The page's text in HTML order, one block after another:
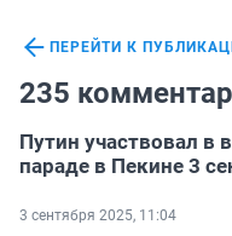
ПЕРЕЙТИ К
235
Путин участвовал в
параде в Пекине 3
3 сентября 2025, 11:04